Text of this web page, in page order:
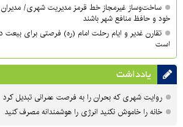
ساخت‌وساز غیرمجاز خط قرمز مدیریت شهری‌/ مدیران
خود و حافظ منافع شهر باشند
تقارن غدیر و ایام رحلت امام (ره) فرصتی برای بیعت
است
یادداشت
روایت شهری که بحران را به فرصت عمرانی تبدیل کرد
خانه را خاموش نکنید انرژی را هوشمندانه مصرف کنید